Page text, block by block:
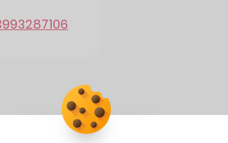
přes aplikaci Twitter